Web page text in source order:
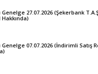
Genelge 27.07.2026 (Şekerbank
Genelge 07.07.2026 (İndirimli Satış